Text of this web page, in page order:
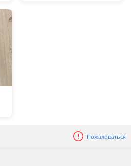
Пожаловаться